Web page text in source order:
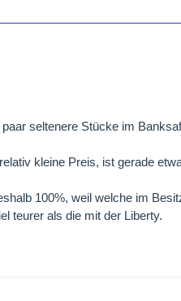
seltenere Stücke im
kleine Preis, ist gerade
100%, weil welche im
teurer als die mit der Liberty.